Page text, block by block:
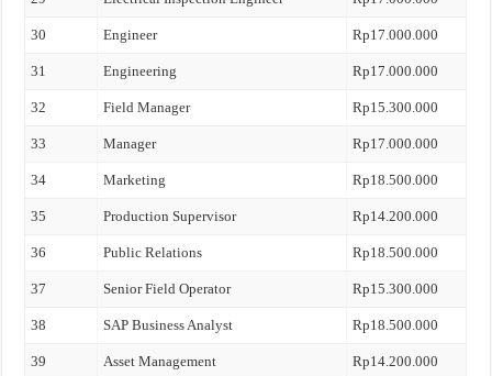
30 Engineer Rp17.000.000
31 Engineering Rp17.000.000
32 Field Manager Rp15.300.000
33 Manager Rp17.000.000
34 Marketing Rp18.500.000
35 Production Supervisor Rp14.200.000
36 Public Relations Rp18.500.000
37 Senior Field Operator Rp15.300.000
38 SAP Business Analyst Rp18.500.000
39 Asset Management Rp14.200.000